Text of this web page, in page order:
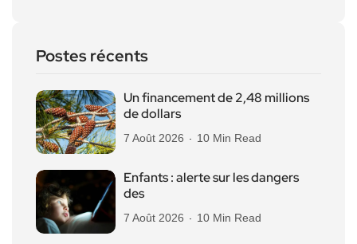
Postes récents
Un financement de 2,48 millions
de dollars
7 Août 2026 10 Min Read
Enfants : alerte sur les dangers
des
7 Août 2026 10 Min Read